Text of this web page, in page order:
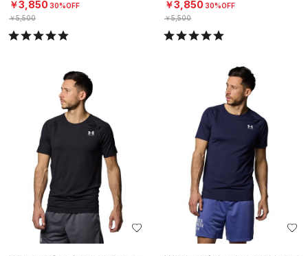
￥3,850 30%OFF
￥5,500
￥3,850 30%OFF
￥5,500